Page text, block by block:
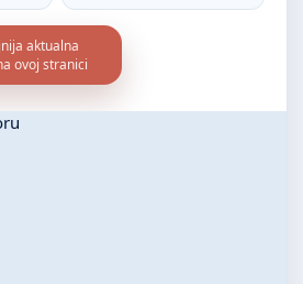
aktualna
ovoj stranici